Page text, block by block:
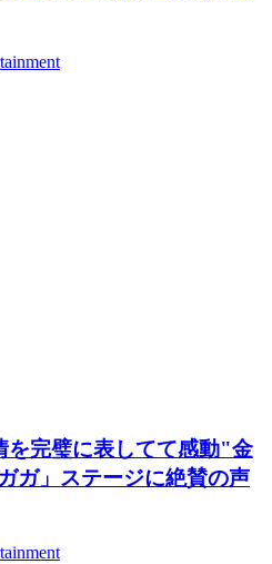
を完璧に表してて感動"金
ガ」ステージに絶賛の声